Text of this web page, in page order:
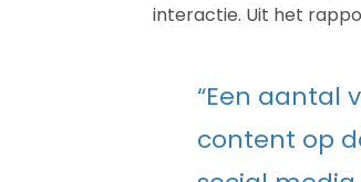
interactie. Uit het
“Een aantal
content op